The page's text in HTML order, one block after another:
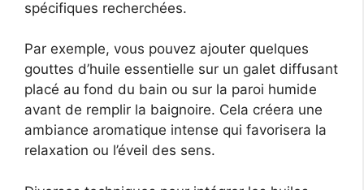
spécifiques recherchées.
Par exemple, vous pouvez ajouter quelques
gouttes d’huile essentielle sur un galet diffusant
placé au fond du bain ou sur la paroi humide
avant de remplir la baignoire. Cela créera une
ambiance aromatique intense qui favorisera la
relaxation ou l’éveil des sens.